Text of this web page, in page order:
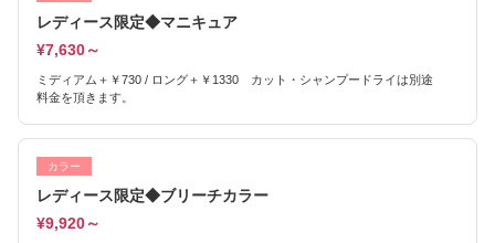
レディース限定◆マニキュア
¥7,630～
ミディアム＋￥730 / ロング＋￥1330 カット・シャンプードライは別途
料金を頂きます。
カラー
レディース限定◆ブリーチカラー
¥9,920～